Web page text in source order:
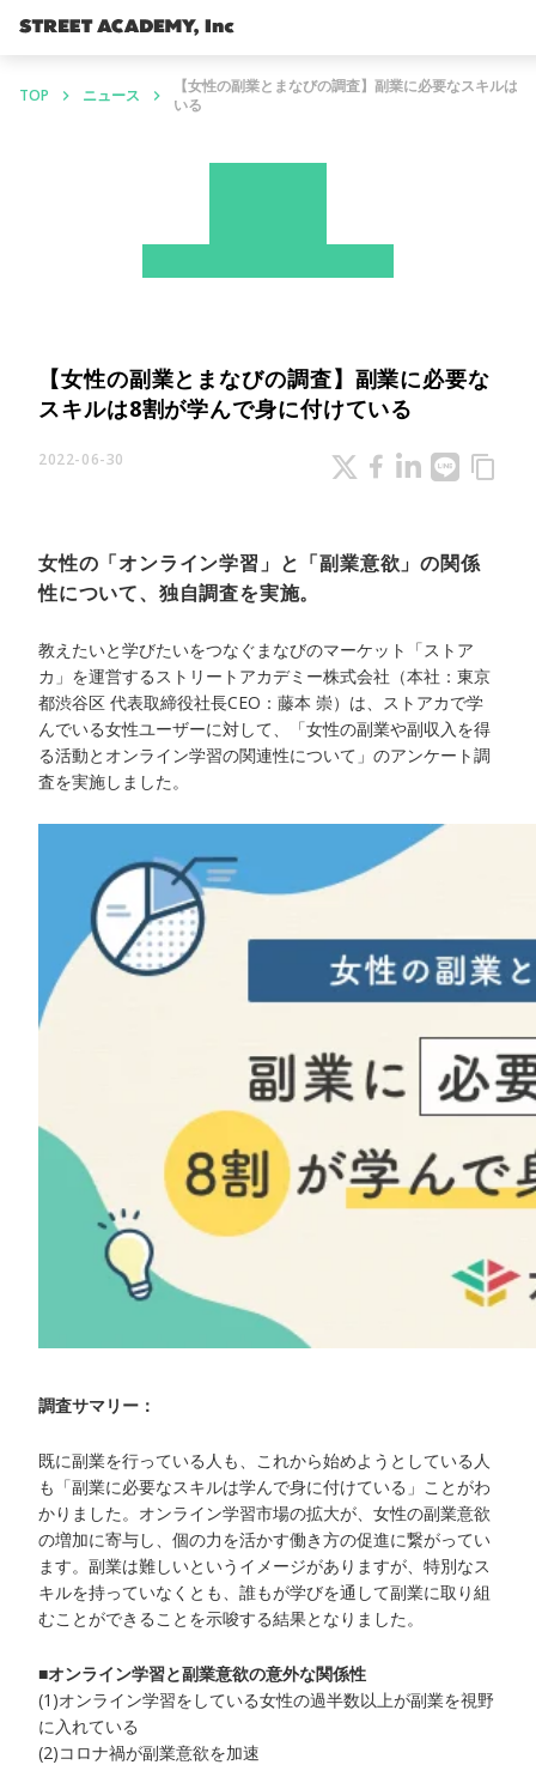
TOP keyboard_arrow_right ニュース keyboard_arrow_right
【女性の副業とまなびの調査】副業に必要なスキルは8
いる
【女性の副業とまなびの調査】副業に必要な
スキルは8割が学んで身に付けている
2022-06-30 content_copy
女性の「オンライン学習」と「副業意欲」の関係
性について、独自調査を実施。
教えたいと学びたいをつなぐまなびのマーケット「ストア
カ」を運営するストリートアカデミー株式会社（本社：東京
都渋谷区 代表取締役社長CEO：藤本 崇）は、ストアカで学
んでいる女性ユーザーに対して、「女性の副業や副収入を得
る活動とオンライン学習の関連性について」のアンケート調
査を実施しました。
調査サマリー：
既に副業を行っている人も、これから始めようとしている人
も「副業に必要なスキルは学んで身に付けている」ことがわ
かりました。オンライン学習市場の拡大が、女性の副業意欲
の増加に寄与し、個の力を活かす働き方の促進に繋がってい
ます。副業は難しいというイメージがありますが、特別なス
キルを持っていなくとも、誰もが学びを通して副業に取り組
むことができることを示唆する結果となりました。
■オンライン学習と副業意欲の意外な関係性
(1)オンライン学習をしている女性の過半数以上が副業を視野
に入れている
(2)コロナ禍が副業意欲を加速